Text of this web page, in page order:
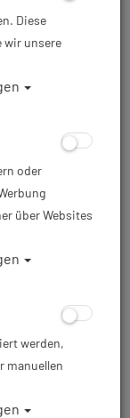
Diese
wir unsere
oder
über Websites
werden,
manuellen